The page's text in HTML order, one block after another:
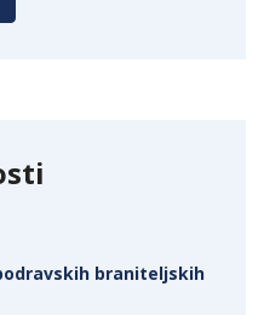
braniteljskih